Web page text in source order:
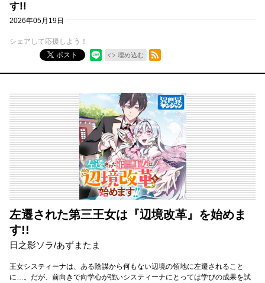
す!!
2026年05月19日
シェアして応援しよう！
ポスト
埋め込む
RSSフィード
左遷された第三王女は『辺境改革』を始めま
す!!
日之影ソラ/あずまたま
王女システィーナは、ある陰謀から何もない辺境の領地に左遷されること
に…。だが、前向きで向学心が強いシスティーナにとっては学びの成果を試